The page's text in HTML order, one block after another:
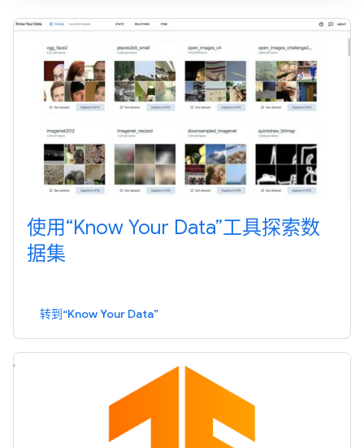
使用“Know Your Data”工具探索数
据集
转到“Know Your Data”